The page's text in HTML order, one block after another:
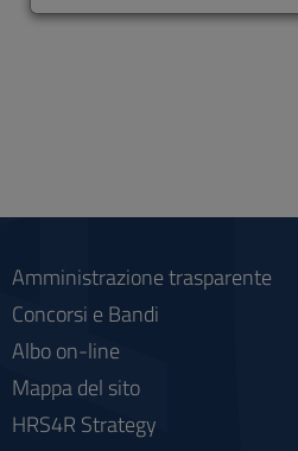
Amministrazione trasparente
Concorsi e Bandi
Albo on-line
Mappa del sito
HRS4R Strategy